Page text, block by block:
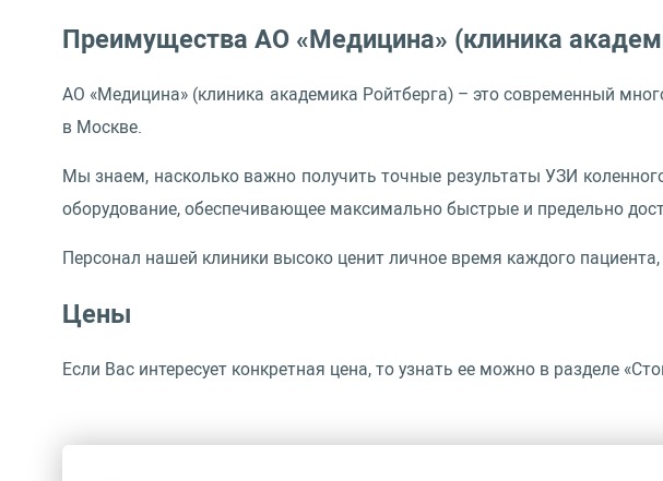
Преимущества АО «Медицина» (клиника
АО «Медицина» (клиника академика Ройтберга) – это современный
в Москве.
Мы знаем, насколько важно получить точные результаты УЗИ
оборудование, обеспечивающее максимально быстрые и предельно
Персонал нашей клиники высоко ценит личное время каждого
Цены
Если Вас интересует конкретная цена, то узнать ее можно в разделе